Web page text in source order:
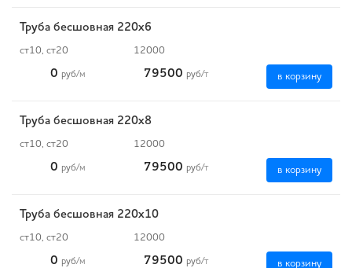
Труба бесшовная 220х6
ст10, ст20 12000
0 руб/м 79500 руб/т в корзину
Труба бесшовная 220х8
ст10, ст20 12000
0 руб/м 79500 руб/т в корзину
Труба бесшовная 220х10
ст10, ст20 12000
0 руб/м 79500 руб/т в корзину